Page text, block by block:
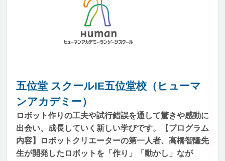
五位堂 スクールIE五位堂校（ヒューマ
ンアカデミー）
ロボット作りの工夫や試行錯誤を通して驚きや感動に
出会い、成長していく新しい学びです。【プログラム
内容】ロボットクリエーターの第一人者、高橋智隆先
生が開発したロボットを「作り」「動かし」なが